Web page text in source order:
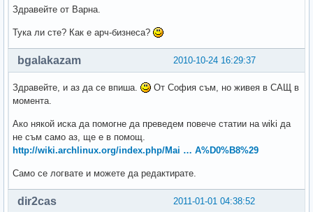
Здравейте от Варна.
Тука ли сте? Как е арч-бизнеса?
2010-10-24 16:29:37
bgalakazam
Здравейте, и аз да се впиша.
От София съм, но живея в САЩ в
момента.
Ако някой иска да помогне да преведем повече статии на wiki да
не съм само аз, ще е в помощ.
http://wiki.archlinux.org/index.php/Mai … A%D0%B8%29
Само се логвате и можете да редактирате.
2011-01-01 04:38:52
dir2cas